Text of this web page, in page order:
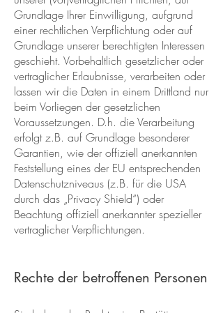
Grundlage Ihrer Einwilligung, aufgrund
einer rechtlichen Verpflichtung oder auf
Grundlage unserer berechtigten Interessen
geschieht. Vorbehaltlich gesetzlicher oder
vertraglicher Erlaubnisse, verarbeiten oder
lassen wir die Daten in einem Drittland nur
beim Vorliegen der gesetzlichen
Voraussetzungen. D.h. die Verarbeitung
erfolgt z.B. auf Grundlage besonderer
Garantien, wie der offiziell anerkannten
Feststellung eines der EU entsprechenden
Datenschutzniveaus (z.B. für die USA
durch das „Privacy Shield“) oder
Beachtung offiziell anerkannter spezieller
vertraglicher Verpflichtungen.
Rechte der betroffenen Personen